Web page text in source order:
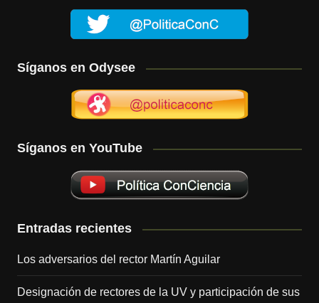
Síganos en Odysee
Síganos en YouTube
Entradas recientes
Los adversarios del rector Martín Aguilar
Designación de rectores de la UV y participación de sus